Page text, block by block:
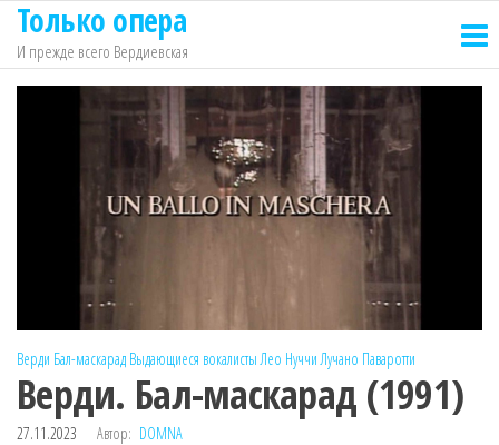
Перейти
содержимому
Только опера
И прежде всего Вердиевская
Верди Бал-маскарад Выдающиеся вокалисты Лео Нуччи Лучано Паваротти
Верди. Бал-маскарад (1991)
27.11.2023 Автор: DOMNA